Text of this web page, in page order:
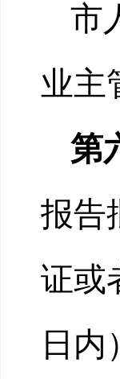
市
业主
第
报告
证或
日